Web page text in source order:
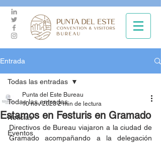
Entrada
Todas las entradas
Noticias
Eventos
Todas las entradas
Estamos en Festuris en Gramado
Punta del Este Bureau
10 nov 2023 2 min de lectura
Directivos de Bureau viajaron a la ciudad de
Gramado acompañando a la delegación